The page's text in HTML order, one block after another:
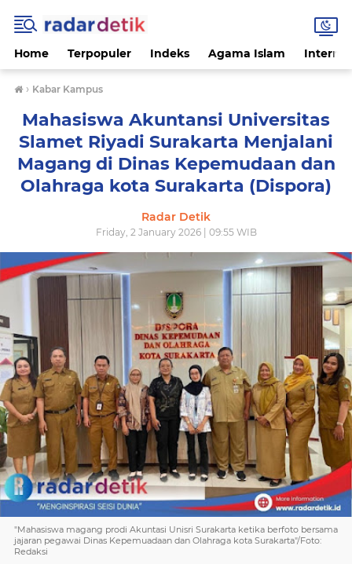
Home Terpopuler Indeks Agama Islam
› Kabar Kampus
Mahasiswa Akuntansi Universitas
Slamet Riyadi Surakarta Menjalani
Magang di Dinas Kepemudaan dan
Olahraga kota Surakarta (Dispora)
Radar Detik
Friday, 2 January 2026 | 09:55 WIB
"Mahasiswa magang prodi Akuntasi Unisri Surakarta ketika berfoto bersama
jajaran pegawai Dinas Kepemuadaan dan Olahraga kota Surakarta"/Foto:
Redaksi